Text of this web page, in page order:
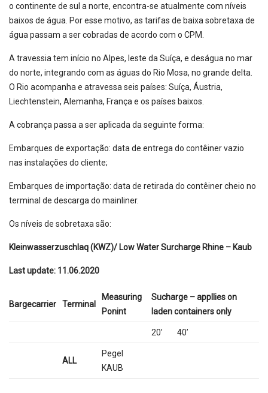
o continente de sul a norte, encontra-se atualmente com níveis
baixos de água. Por esse motivo, as tarifas de baixa sobretaxa de
água passam a ser cobradas de acordo com o CPM.
A travessia tem início no Alpes, leste da Suíça, e deságua no mar
do norte, integrando com as águas do Rio Mosa, no grande delta.
O Rio acompanha e atravessa seis países: Suíça, Áustria,
Liechtenstein, Alemanha, França e os países baixos.
A cobrança passa a ser aplicada da seguinte forma:
Embarques de exportação: data de entrega do contêiner vazio
nas instalações do cliente;
Embarques de importação: data de retirada do contêiner cheio no
terminal de descarga do mainliner.
Os níveis de sobretaxa são:
Kleinwasserzuschlaq (KWZ)/ Low Water Surcharge Rhine – Kaub
Last update: 11.06.2020
Bargecarrier Terminal
Measuring
Ponint
Sucharge – appllies on
laden containers only
20’ 40’
ALL
Pegel
KAUB